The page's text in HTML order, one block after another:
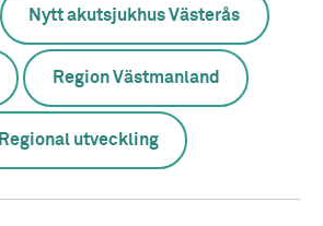
Nytt akutsjukhus Västerås
Region Västmanland
Regional utveckling